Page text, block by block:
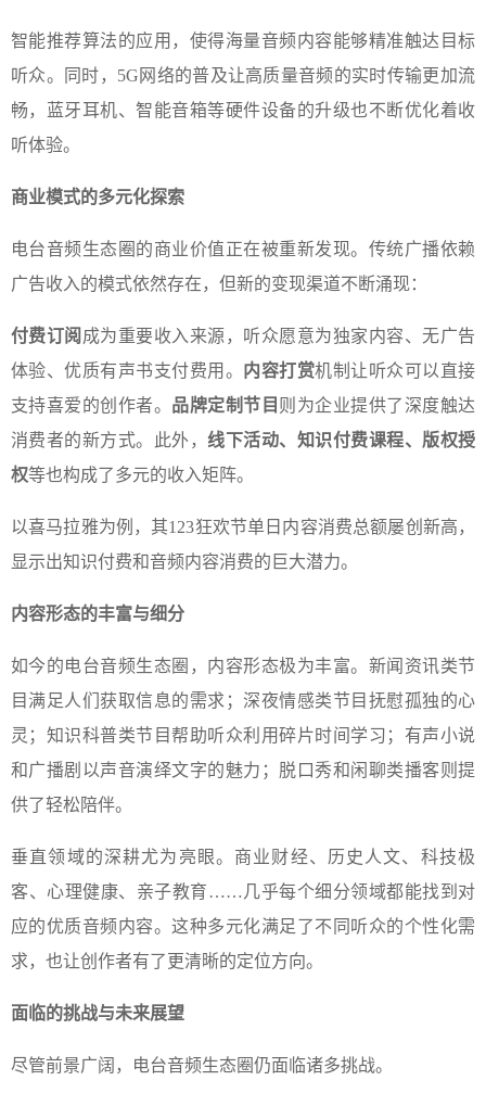
智能推荐算法的应用，使得海量音频内容能够精准触达目标
听众。同时，5G网络的普及让高质量音频的实时传输更加流
畅，蓝牙耳机、智能音箱等硬件设备的升级也不断优化着收
听体验。
商业模式的多元化探索
电台音频生态圈的商业价值正在被重新发现。传统广播依赖
广告收入的模式依然存在，但新的变现渠道不断涌现：
付费订阅 成为重要收入来源，听众愿意为独家内容、无广告
体验、优质有声书支付费用。
内容打赏机制让听众可以直接
支持喜爱的创作者。 品牌定制节目 则为企业提供了深度触达
消费者的新方式。此外， 线下活动、知识付费课程、版权授
权等也构成了多元的收入矩阵。
以喜马拉雅为例，其123狂欢节单日内容消费总额屡创新高，
显示出知识付费和音频内容消费的巨大潜力。
内容形态的丰富与细分
如今的电台音频生态圈，内容形态极为丰富。新闻资讯类节
目满足人们获取信息的需求；深夜情感类节目抚慰孤独的心
灵；知识科普类节目帮助听众利用碎片时间学习；有声小说
和广播剧以声音演绎文字的魅力；脱口秀和闲聊类播客则提
供了轻松陪伴。
垂直领域的深耕尤为亮眼。商业财经、历史人文、科技极
客、心理健康、亲子教育……几乎每个细分领域都能找到对
应的优质音频内容。这种多元化满足了不同听众的个性化需
求，也让创作者有了更清晰的定位方向。
面临的挑战与未来展望
尽管前景广阔，电台音频生态圈仍面临诸多挑战。